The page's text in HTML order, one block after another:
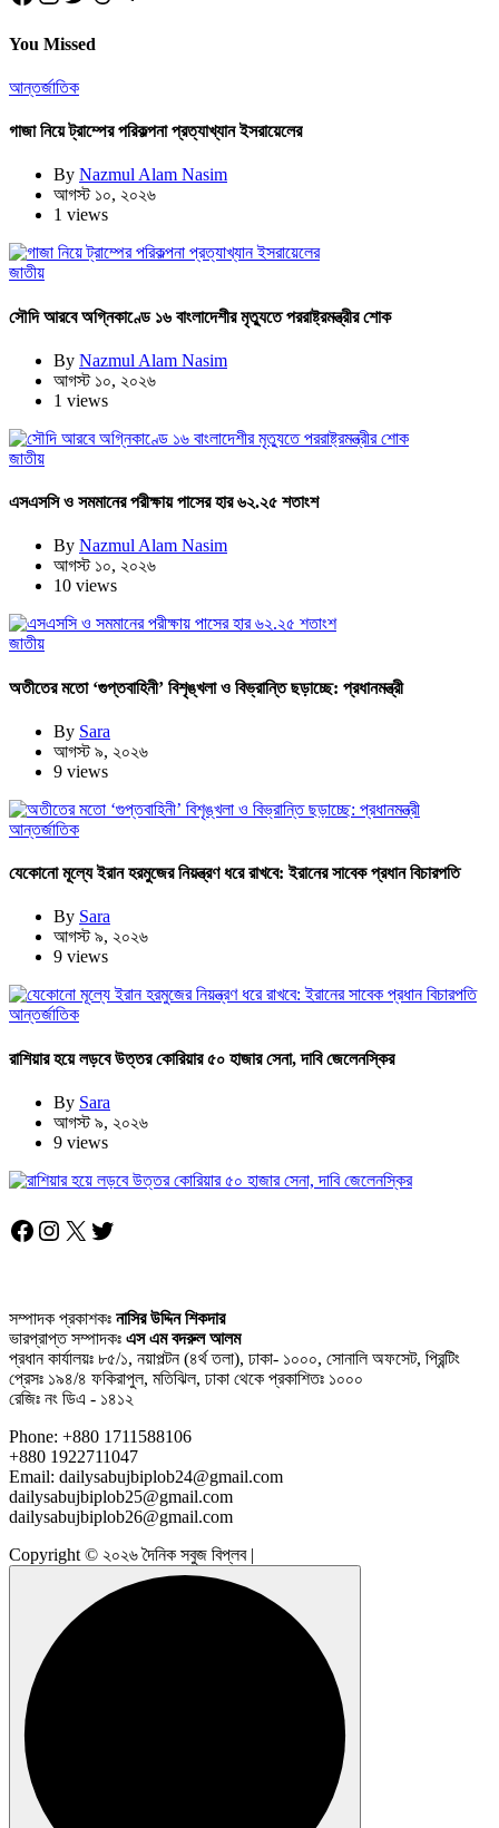
You Missed
আন্তর্জাতিক
গাজা নিয়ে ট্রাম্পের পরিকল্পনা প্রত্যাখ্যান ইসরায়েলের
By Nazmul Alam Nasim
আগস্ট ১০, ২০২৬
1 views
জাতীয়
সৌদি আরবে অগ্নিকাণ্ডে ১৬ বাংলাদেশীর মৃত্যুতে পররাষ্ট্রমন্ত্রীর শোক
By Nazmul Alam Nasim
আগস্ট ১০, ২০২৬
1 views
জাতীয়
এসএসসি ও সমমানের পরীক্ষায় পাসের হার ৬২.২৫ শতাংশ
By Nazmul Alam Nasim
আগস্ট ১০, ২০২৬
10 views
জাতীয়
অতীতের মতো ‘গুপ্তবাহিনী’ বিশৃঙ্খলা ও বিভ্রান্তি ছড়াচ্ছে: প্রধানমন্ত্রী
By Sara
আগস্ট ৯, ২০২৬
9 views
আন্তর্জাতিক
যেকোনো মূল্যে ইরান হরমুজের নিয়ন্ত্রণ ধরে রাখবে: ইরানের সাবেক প্রধান বিচারপতি
By Sara
আগস্ট ৯, ২০২৬
9 views
আন্তর্জাতিক
রাশিয়ার হয়ে লড়বে উত্তর কোরিয়ার ৫০ হাজার সেনা, দাবি জেলেনস্কির
By Sara
আগস্ট ৯, ২০২৬
9 views
Facebook
Instagram
X Twitter
সম্পাদক প্রকাশকঃ নাসির উদ্দিন শিকদার
ভারপ্রাপ্ত সম্পাদকঃ এস এম বদরুল আলম
প্রধান কার্যালয়ঃ ৮৫/১, নয়াপল্টন (৪র্থ তলা), ঢাকা- ১০০০, সোনালি অফসেট, প্রিন্টিং
প্রেসঃ ১৯৪/৪ ফকিরাপুল, মতিঝিল, ঢাকা থেকে প্রকাশিতঃ ১০০০
রেজিঃ নং ডিএ - ১৪১২
Phone: +880 1711588106
+880 1922711047
Email: dailysabujbiplob24@gmail.com
dailysabujbiplob25@gmail.com
dailysabujbiplob26@gmail.com
Copyright © ২০২৬ দৈনিক সবুজ বিপ্লব |